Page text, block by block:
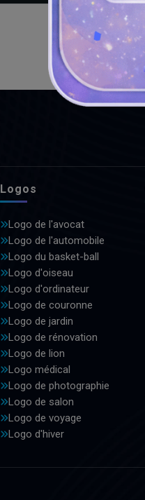
Logos
Logo de l'avocat
Logo de l'automobile
Logo du basket-ball
Logo d'oiseau
Logo d'ordinateur
Logo de couronne
Logo de jardin
Logo de rénovation
Logo de lion
Logo médical
Logo de photographie
Logo de salon
Logo de voyage
Logo d'hiver